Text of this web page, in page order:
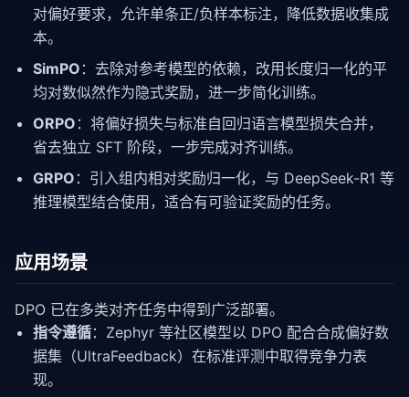
对偏好要求，允许单条正/负样本标注，降低数据收集成
本。
SimPO ：去除对参考模型的依赖，改用长度归一化的平
均对数似然作为隐式奖励，进一步简化训练。
ORPO ：将偏好损失与标准自回归语言模型损失合并，
省去独立 SFT 阶段，一步完成对齐训练。
GRPO ：引入组内相对奖励归一化，与 DeepSeek-R1 等
推理模型结合使用，适合有可验证奖励的任务。
应用场景
DPO 已在多类对齐任务中得到广泛部署。
指令遵循：Zephyr 等社区模型以 DPO 配合合成偏好数
据集（UltraFeedback）在标准评测中取得竞争力表
现。